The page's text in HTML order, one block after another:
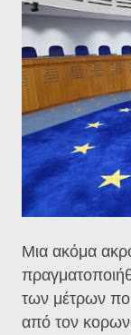
Μια ακόμα
των μέτρων
από τον